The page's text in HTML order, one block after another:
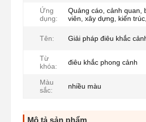
Ứng
dụng:
Quảng cáo, cảnh quan,
viên, xây dựng, kiến
Tên: Giải pháp điêu khắc
Từ
khóa:
điêu khắc phong cảnh
Màu
sắc:
nhiều màu